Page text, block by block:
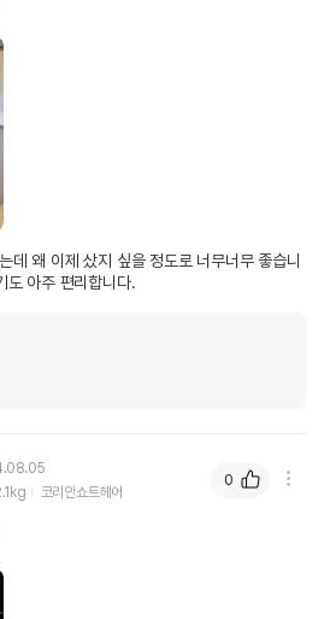
데 왜 이제 샀지 싶을 정도로 너무너무 좋습니
도 아주 편리합니다.
코리안쇼트헤어
0